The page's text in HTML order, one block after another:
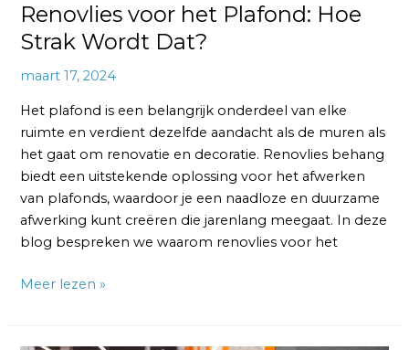
Renovlies voor het Plafond: Hoe
Strak Wordt Dat?
maart 17, 2024
Het plafond is een belangrijk onderdeel van elke
ruimte en verdient dezelfde aandacht als de muren als
het gaat om renovatie en decoratie. Renovlies behang
biedt een uitstekende oplossing voor het afwerken
van plafonds, waardoor je een naadloze en duurzame
afwerking kunt creëren die jarenlang meegaat. In deze
blog bespreken we waarom renovlies voor het
Meer lezen »